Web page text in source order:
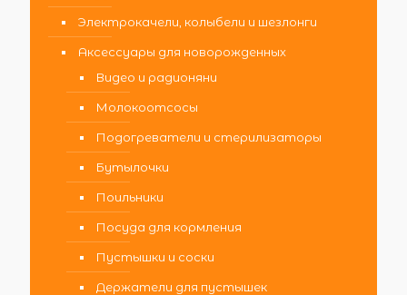
Электрокачели, колыбели и шезлонги
Аксессуары для новорожденных
Видео и радионяни
Молокоотсосы
Подогреватели и стерилизаторы
Бутылочки
Поильники
Посуда для кормления
Пустышки и соски
Держатели для пустышек